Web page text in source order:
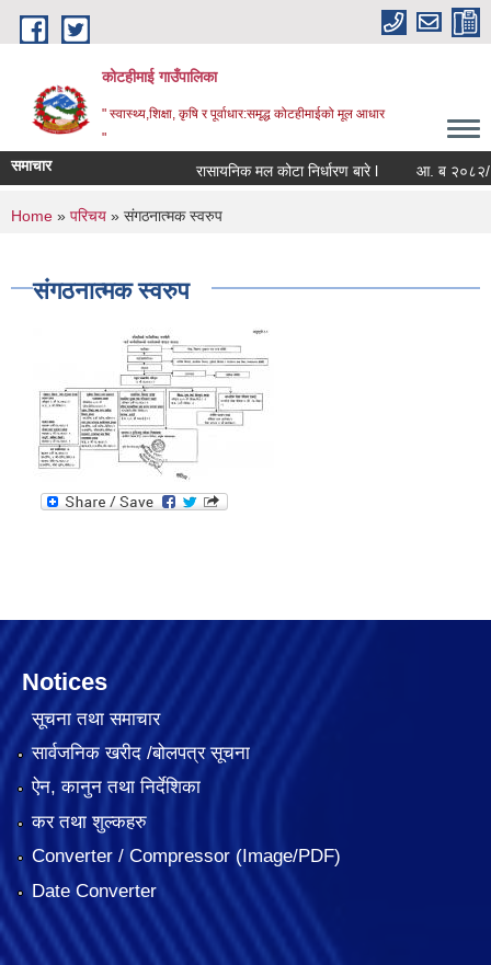
Skip to main content
कोटहीमाई गाउँपालिका
" स्वास्थ्य,शिक्षा, कृषि र पूर्वाधार:समृद्ध कोटहीमाईको मूल आधार
"
समाचार रासायनिक मल कोटा निर्धारण बारे l आ. ब २०८२/८३
You are here
Home » परिचय » संगठनात्मक स्वरुप
संगठनात्मक स्वरुप
Notices
सूचना तथा समाचार
सार्वजनिक खरीद /बोलपत्र सूचना
ऐन, कानुन तथा निर्देशिका
कर तथा शुल्कहरु
Converter / Compressor (Image/PDF)
Date Converter